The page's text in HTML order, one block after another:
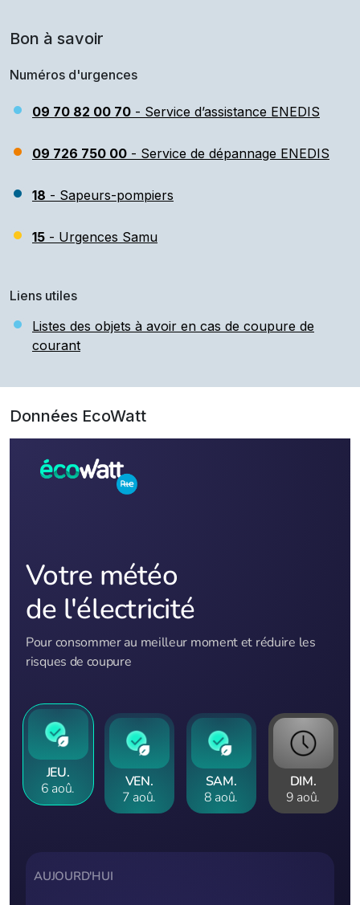
Bon à savoir
Numéros d'urgences
09 70 82 00 70 - Service d’assistance ENEDIS
09 726 750 00 - Service de dépannage ENEDIS
18 - Sapeurs-pompiers
15 - Urgences Samu
Liens utiles
Listes des objets à avoir en cas de coupure de
courant
Données EcoWatt